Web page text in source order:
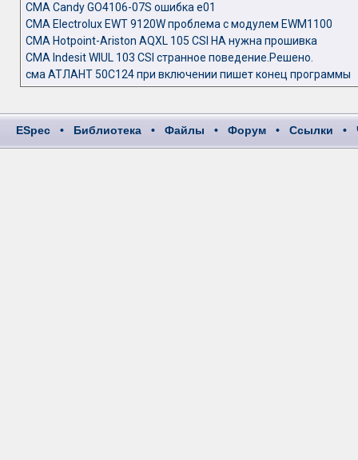
СМА Candy GO4106-07S ошибка e01
СМА Electrolux EWT 9120W проблема с модулем EWM1100
СМА Hotpoint-Ariston AQXL 105 CSI HA нужна прошивка
СМА Indesit WIUL 103 CSI странное поведение.Решено.
сма АТЛАНТ 50С124 при включении пишет конец программы
ESpec • Библиотека • Файлы • Форум • Ссылки •